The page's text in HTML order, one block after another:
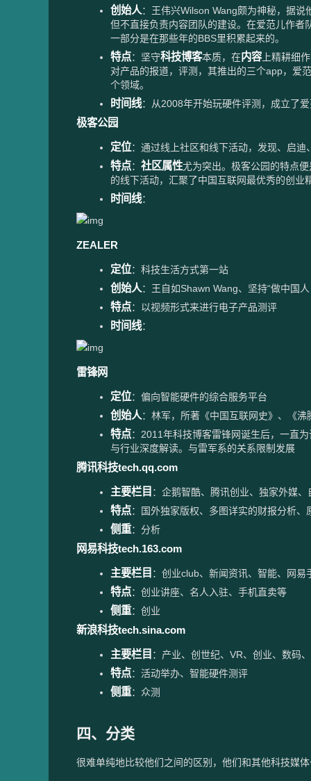
创始人：王伟兴Wilson Wang颇为神秘，据说
但不直接负责内容团队的建设。在爱范儿作
一部分是在那些年的BBS里积累起来的。
特点：坚守科技博客本质，在内容上精耕细
对产品的报道，评测，其推出的三个app，爱
个领域。
时间线：从2008年开始玩硬件评测，成立了
极客公园
定位：通过线上社区和线下活动，发现、启
特点： 社区属性尤为突出。极客公园的特点
的线下活动，汇聚了中国互联网最优秀的创业
时间线：
ZEALER
定位：科技生活方式第一站
创始人：王自如Shawn Wang、坚持“做中国
特点：以视频形式来进行电子产品测评
时间线：
雷锋网
定位：偏向智能硬件的综合服务平台
创始人：林军，所著《中国互联网史》、《沸
特点：2011年科技博客雷锋网诞生后，一直
与行业深度解读。与雷军系的关系限制发展
腾讯科技tech.qq.com
主要栏目 ：企鹅智酷、腾讯创业、独家外媒
特点：国外独家版权、多图详实的财报分析
侧重：分析
网易科技tech.163.com
主要栏目 ：创业club、新闻资讯、智能、网
特点：创业讲座、名人入驻、手机直卖等
侧重：创业
新浪科技tech.sina.com
主要栏目 ：产业、创世纪、VR、创业、数码
特点：活动举办、智能硬件测评
侧重：众测
四、分类
很难单纯地比较他们之间的区别，他们和其他科技媒